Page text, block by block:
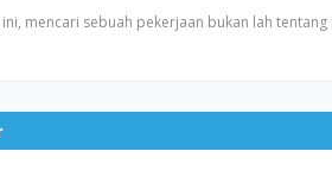
mencari sebuah pekerjaan bukan lah